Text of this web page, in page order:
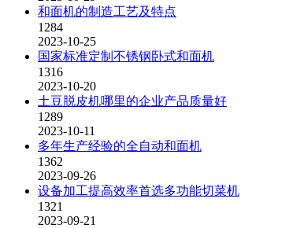
和面机的制造工艺及特点
1284
2023-10-25
国家标准定制不锈钢卧式和面机
1316
2023-10-20
土豆脱皮机哪里的企业产品质量好
1289
2023-10-11
多年生产经验的全自动和面机
1362
2023-09-26
设备加工提高效率首选多功能切菜机
1321
2023-09-21